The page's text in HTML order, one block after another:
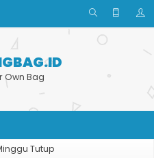
Own Bag
Tutup